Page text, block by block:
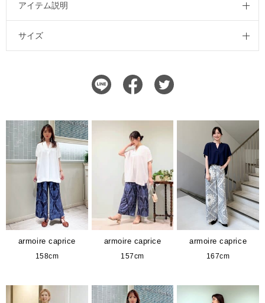
アイテム説明
サイズ
armoire caprice
158cm
armoire caprice
157cm
armoire caprice
167cm